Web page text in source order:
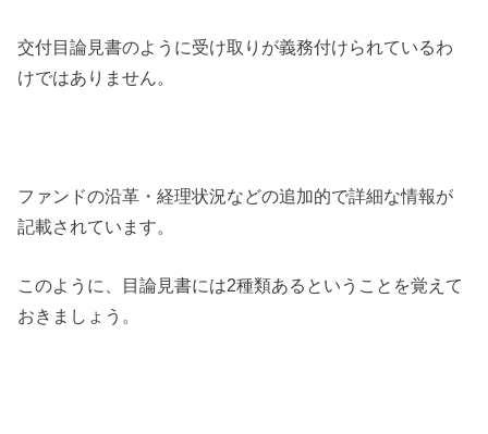
交付目論見書のように受け取りが義務付けられているわ
けではありません。
ファンドの沿革・経理状況などの追加的で詳細な情報が
記載されています。
このように、目論見書には2種類あるということを覚えて
おきましょう。